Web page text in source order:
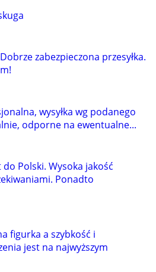
zabezpieczona przesyłka.
wysyłka wg podanego
odporne na ewentualne...
Polski. Wysoka jakość
Ponadto
figurka a szybkość i
jest na najwyższym